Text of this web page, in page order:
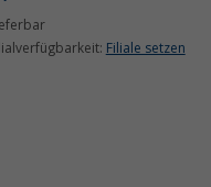
Filiale setzen